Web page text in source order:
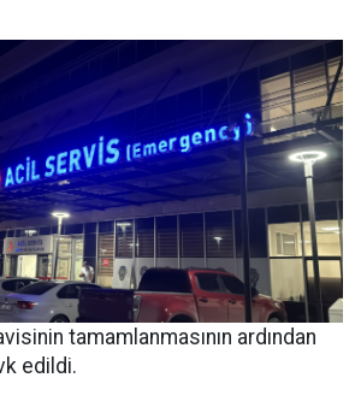
tamamlanmasının ardından
edildi.